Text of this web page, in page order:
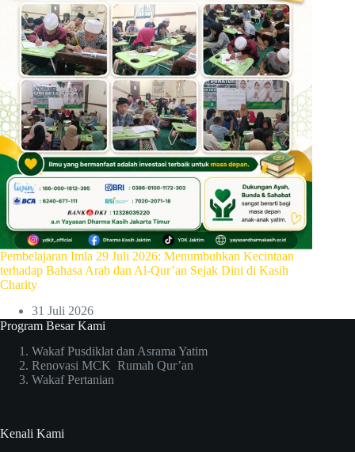
Pembelajaran Imla 29 Juli 2026: Menumbuhkan Kecintaan
terhadap Bahasa Arab dan Al-Qur’an Sejak Dini di Kasih
Charity
31 Juli 2026
Program Besar Kami
Wakaf Pusdiklat dan Asrama Yatim
Renovasi MCK Rumah Qur’an
Wakaf Pertanian
Kenali Kami